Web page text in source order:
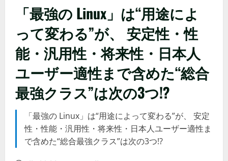
「最強の Linux」は“用途によ
って変わる”が、 安定性・性
能・汎用性・将来性・日本人
ユーザー適性まで含めた“総合
最強クラス”は次の3つ!?
「最強の Linux」は“用途によって変わる”が、 安定
性・性能・汎用性・将来性・日本人ユーザー適性ま
で含めた“総合最強クラス”は次の3つ!?